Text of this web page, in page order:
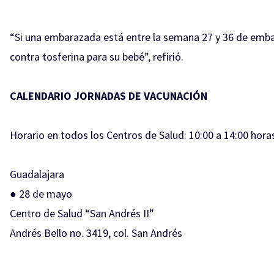
“Si una embarazada está entre la semana 27 y 36 de
contra tosferina para su bebé”, refirió.
CALENDARIO JORNADAS DE VACUNACIÓN
Horario en todos los Centros de Salud: 10:00 a 14:00
Guadalajara
● 28 de mayo
Centro de Salud “San Andrés II”
Andrés Bello no. 3419, col. San Andrés